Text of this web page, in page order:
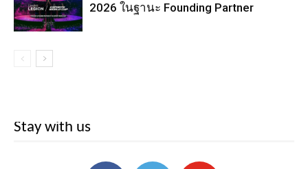
2026 ในฐานะ Founding Partner
Stay with us